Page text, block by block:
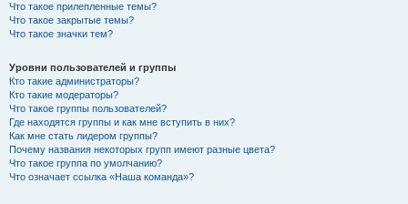
Что такое прилепленные темы?
Что такое закрытые темы?
Что такое значки тем?
Уровни пользователей и группы
Кто такие администраторы?
Кто такие модераторы?
Что такое группы пользователей?
Где находятся группы и как мне вступить в них?
Как мне стать лидером группы?
Почему названия некоторых групп имеют разные цвета?
Что такое группа по умолчанию?
Что означает ссылка «Наша команда»?